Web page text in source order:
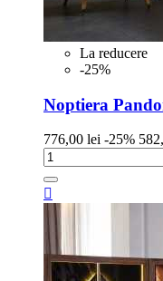
La reducere
-25%
Noptiera
Pret
de
baza
776,00 lei -25%Pret
